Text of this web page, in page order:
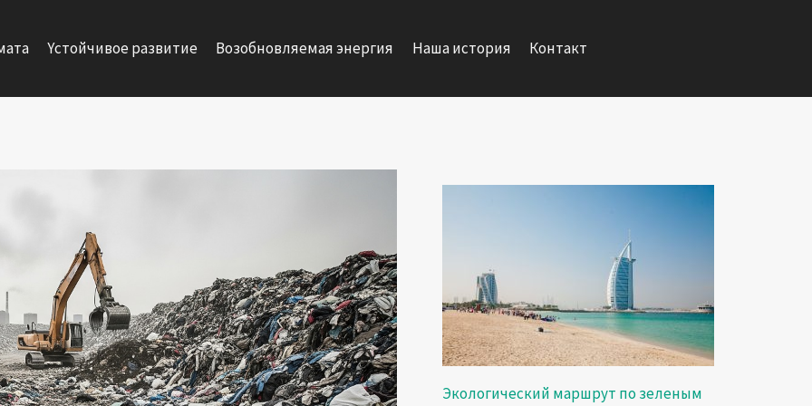
Yстойчивое развитие Возобновляемая энергия Наша история Контакт
Экологический маршрут по зеленым